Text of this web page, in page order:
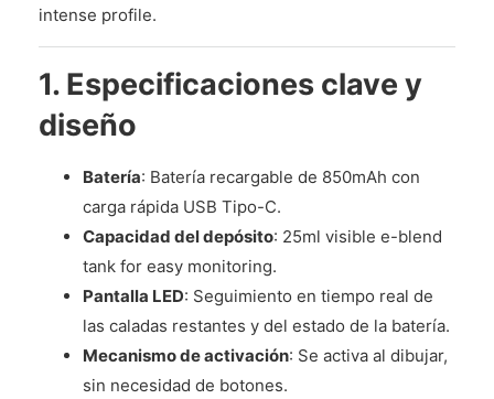
intense profile.
1. Especificaciones clave y
diseño
Batería: Batería recargable de 850mAh con
carga rápida USB Tipo-C.
Capacidad del depósito: 25ml visible e-blend
tank for easy monitoring.
Pantalla LED: Seguimiento en tiempo real de
las caladas restantes y del estado de la batería.
Mecanismo de activación: Se activa al dibujar,
sin necesidad de botones.